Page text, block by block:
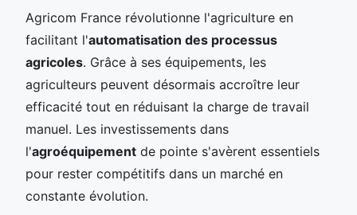
Agricom France révolutionne l'agriculture en
facilitant l'automatisation des processus
agricoles. Grâce à ses équipements, les
agriculteurs peuvent désormais accroître leur
efficacité tout en réduisant la charge de travail
manuel. Les investissements dans
l'agroéquipement de pointe s'avèrent essentiels
pour rester compétitifs dans un marché en
constante évolution.